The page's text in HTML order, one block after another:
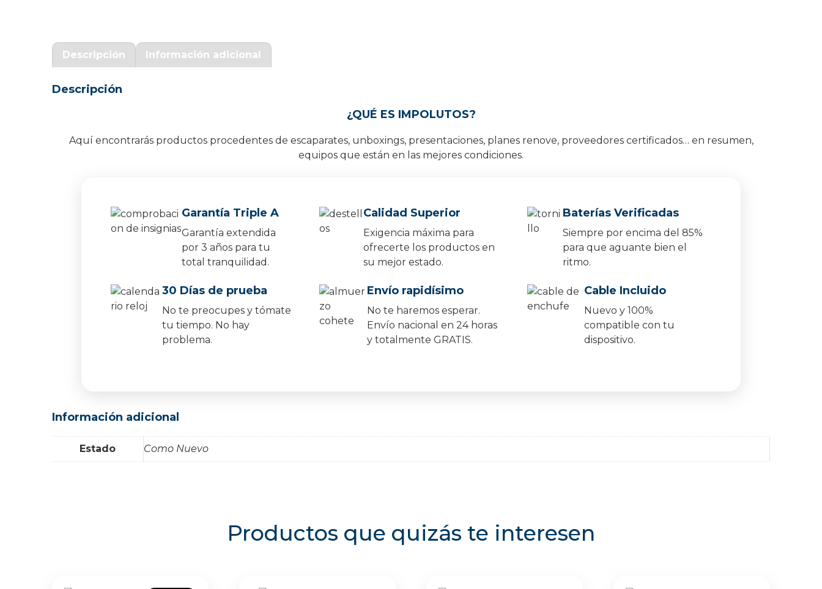
Descripción Información adicional
Descripción
¿QUÉ ES IMPOLUTOS?
Aquí encontrarás productos procedentes de escaparates, unboxings, presentaciones, planes renove, proveedores certificados… en resumen,
equipos que están en las mejores condiciones.
Garantía Triple A
Garantía extendida
por 3 años para tu
total tranquilidad.
Calidad Superior
Exigencia máxima para
ofrecerte los productos en
su mejor estado.
Baterías Verificadas
Siempre por encima del 85%
para que aguante bien el
ritmo.
30 Días de prueba
No te preocupes y tómate
tu tiempo. No hay
problema.
Envío rapidísimo
No te haremos esperar.
Envío nacional en 24 horas
y totalmente GRATIS.
Cable Incluido
Nuevo y 100%
compatible con tu
dispositivo.
Información adicional
Estado Como Nuevo
Productos que quizás te interesen